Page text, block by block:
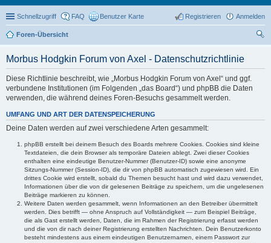
Schnellzugriff FAQ Benutzer Karte Anmelden
Registrieren
Foren-Übersicht
Morbus Hodgkin Forum von Axel - Datenschutzrichtlinie
Diese Richtlinie beschreibt, wie „Morbus Hodgkin Forum von Axel“ und ggf.
verbundene Institutionen (im Folgenden „das Board“) und phpBB die Daten
verwenden, die während deines Foren-Besuchs gesammelt werden.
UMFANG UND ART DER DATENSPEICHERUNG
Deine Daten werden auf zwei verschiedene Arten gesammelt:
phpBB erstellt bei deinem Besuch des Boards mehrere Cookies. Cookies sind kleine
Textdateien, die dein Browser als temporäre Dateien ablegt. Zwei dieser Cookies
enthalten eine eindeutige Benutzer-Nummer (Benutzer-ID) sowie eine anonyme
Sitzungs-Nummer (Session-ID), die dir von phpBB automatisch zugewiesen wird. Ein
drittes Cookie wird erstellt, sobald du Themen besucht hast und wird dazu verwendet,
Informationen über die von dir gelesenen Beiträge zu speichern, um die ungelesenen
Beiträge markieren zu können.
Weitere Daten werden gesammelt, wenn Informationen an den Betreiber übermittelt
werden. Dies betrifft — ohne Anspruch auf Vollständigkeit — zum Beispiel Beiträge,
die als Gast erstellt werden, Daten, die im Rahmen der Registrierung erfasst werden
und die von dir nach deiner Registrierung erstellten Nachrichten. Dein Benutzerkonto
besteht mindestens aus einem eindeutigen Benutzernamen, einem Passwort zur